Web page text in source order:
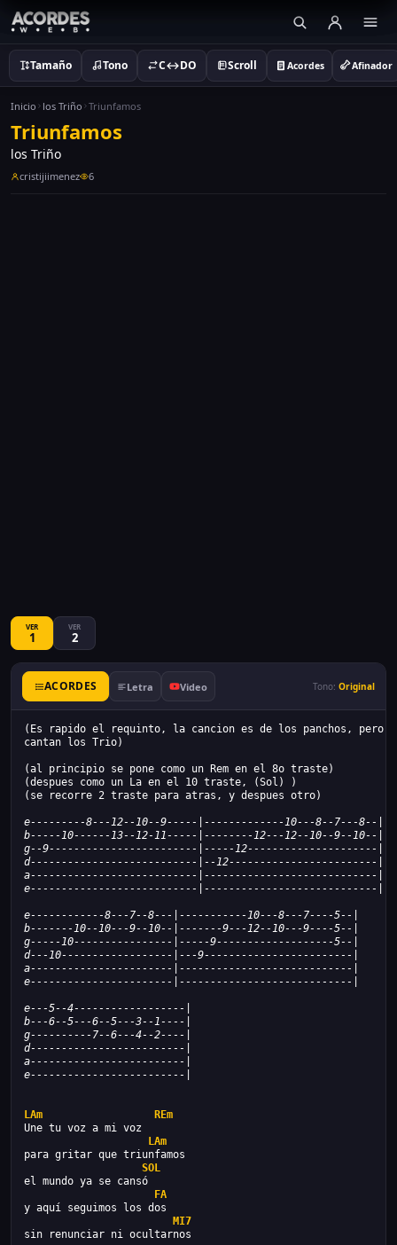
Tamaño Tono C↔DO Scroll Acordes Afinador
Inicio los Triño Triunfamos
Triunfamos
los Triño
cristijiimenez 6
VER
1
VER
2
ACORDES Letra Video Tono: Original
(Es rapido el requinto, la cancion es de los panchos, pero
cantan los Trio)
(al principio se pone como un Rem en el 8o traste)
(despues como un La en el 10 traste, (Sol) )
(se recorre 2 traste para atras, y despues otro)
e---------8---12--10--9-----|-------------10---8--7---8--|
b-----10------13--12-11-----|--------12---12--10--9--10--|
g--9------------------------|-----12---------------------|
d---------------------------|--12------------------------|
a---------------------------|----------------------------|
e---------------------------|----------------------------|
e------------8---7--8---|-----------10---8---7----5--|
b-------10--10---9--10--|-------9---12--10---9----5--|
g-----10----------------|-----9-------------------5--|
d---10------------------|---9------------------------|
a-----------------------|----------------------------|
e-----------------------|----------------------------|
e---5--4------------------|
b---6--5---6--5---3--1----|
g----------7--6---4--2----|
d-------------------------|
a-------------------------|
e-------------------------|
LAm
REm
Une tu voz a mi voz
LAm
para gritar que triunfamos
SOL
el mundo ya se cansó
FA
y aquí seguimos los dos
MI7
sin renunciar ni ocultarnos